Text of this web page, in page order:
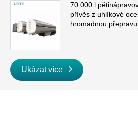
70 000 l
přívěs z uhlíkové
hromadnou
Ukázat více